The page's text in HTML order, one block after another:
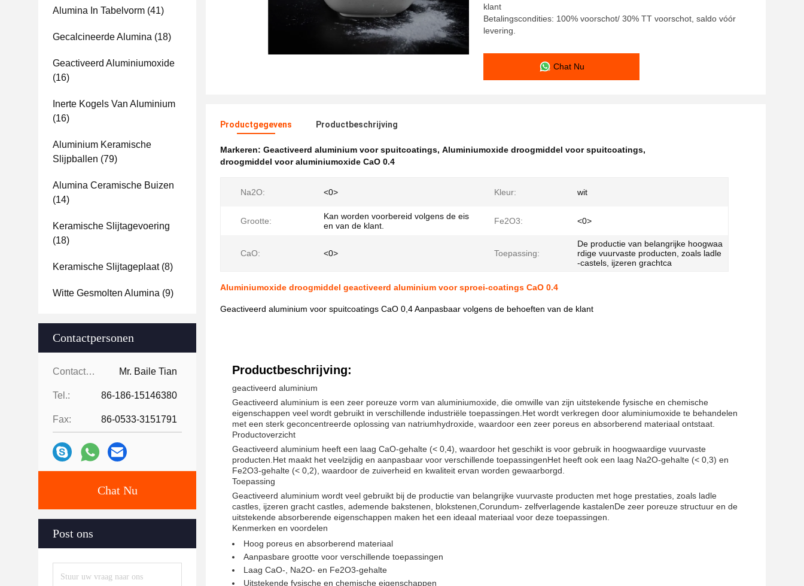
Alumina In Tabelvorm (41)
Gecalcineerde Alumina (18)
Geactiveerd Aluminiumoxide
(16)
Inerte Kogels Van Aluminium
(16)
Aluminium Keramische
Slijpballen (79)
Alumina Ceramische Buizen
(14)
Keramische Slijtagevoering
(18)
Keramische Slijtageplaat(8)
Witte Gesmolten Alumina (9)
Contactpersonen
Contactpersonen: Mr. Baile Tian
Tel.: 86-186-15146380
Fax: 86-0533-3151791
Chat Nu
Post ons
klant
Betalingscondities: 100% voorschot/ 30% TT voorschot, saldo vóór
levering.
Chat Nu
Productgegevens Productbeschrijving
Markeren: Geactiveerd aluminium voor spuitcoatings, Aluminiumoxide droogmiddel voor spuitcoatings,
droogmiddel voor aluminiumoxide CaO 0.4
Na2O: <0> Kleur: wit
Grootte:
Kan worden voorbereid volgens de eis
en van de klant.
Fe2O3: <0>
CaO: <0> Toepassing:
De productie van belangrijke hoogwaa
rdige vuurvaste producten, zoals ladle
-castels, ijzeren grachtca
Aluminiumoxide droogmiddel geactiveerd aluminium voor sproei-coatings CaO 0.4
Geactiveerd aluminium voor spuitcoatings CaO 0,4 Aanpasbaar volgens de behoeften van de klant
Productbeschrijving:
geactiveerd aluminium
Geactiveerd aluminium is een zeer poreuze vorm van aluminiumoxide, die omwille van zijn uitstekende fysische en chemische
eigenschappen veel wordt gebruikt in verschillende industriële toepassingen.Het wordt verkregen door aluminiumoxide te behandelen
met een sterk geconcentreerde oplossing van natriumhydroxide, waardoor een zeer poreus en absorberend materiaal ontstaat.
Productoverzicht
Geactiveerd aluminium heeft een laag CaO-gehalte (< 0,4), waardoor het geschikt is voor gebruik in hoogwaardige vuurvaste
producten.Het maakt het veelzijdig en aanpasbaar voor verschillende toepassingenHet heeft ook een laag Na2O-gehalte (< 0,3) en
Fe2O3-gehalte (< 0,2), waardoor de zuiverheid en kwaliteit ervan worden gewaarborgd.
Toepassing
Geactiveerd aluminium wordt veel gebruikt bij de productie van belangrijke vuurvaste producten met hoge prestaties, zoals ladle
castles, ijzeren gracht castles, ademende bakstenen, blokstenen,Corundum- zelfverlagende kastalenDe zeer poreuze structuur en de
uitstekende absorberende eigenschappen maken het een ideaal materiaal voor deze toepassingen.
Kenmerken en voordelen
Hoog poreus en absorberend materiaal
Aanpasbare grootte voor verschillende toepassingen
Laag CaO-, Na2O- en Fe2O3-gehalte
Uitstekende fysische en chemische eigenschappen